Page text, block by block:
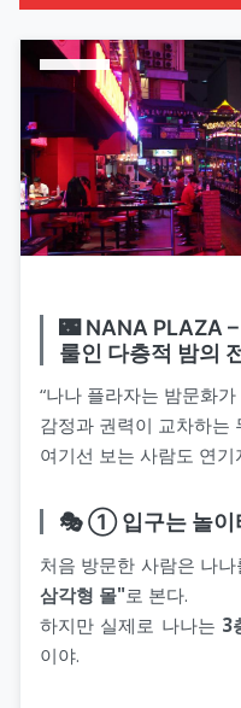
🌃 NANA PLAZA
룰인 다층적 밤의
“나나 플라자는 밤문화
감정과 권력이 교차하는
여기선 보는 사람도 연기
🎭 ① 입구는 놀이
처음 방문한 사람은 나나
삼각형 몰"로 본다.
하지만 실제로 나나는 3
이야.